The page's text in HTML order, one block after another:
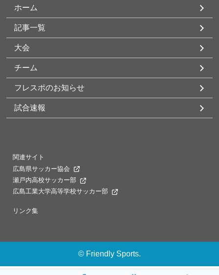
ホーム
記事一覧
大会
チーム
フレスポのお知らせ
試合速報
関連サイト
広島県サッカー協会
瀬戸内高校サッカー部
広島工業大学高等学校サッカー部
リンク集
© Friendly Sports.